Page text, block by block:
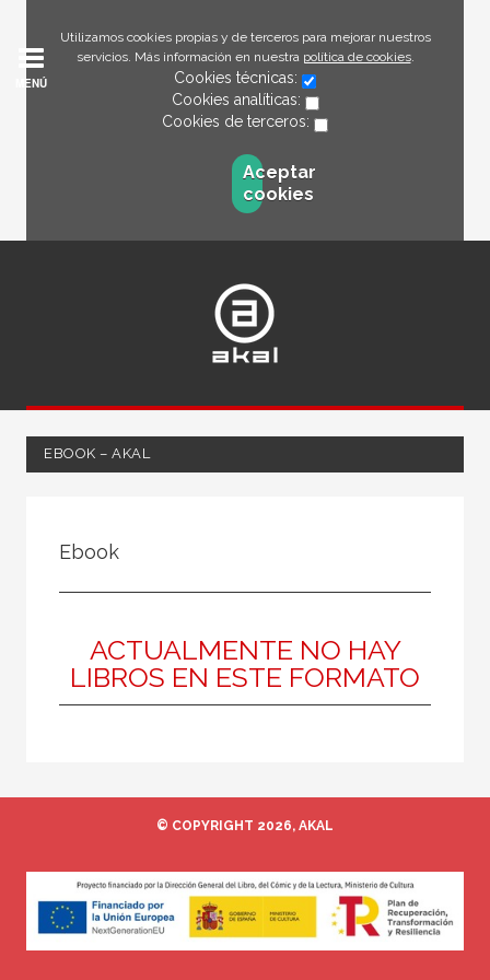
Utilizamos cookies propias y de terceros para mejorar nuestros
servicios. Más información en nuestra política de cookies.
Cookies técnicas:
Cookies analíticas:
Cookies de terceros:
Aceptar
cookies
MENÚ
EBOOK – AKAL
Ciencias humanas y sociales
Arquitectura
Tecnología arquitectónica
Jardinería y paisaje
Ebook
ACTUALMENTE NO HAY
LIBROS EN ESTE FORMATO
© COPYRIGHT 2026, AKAL